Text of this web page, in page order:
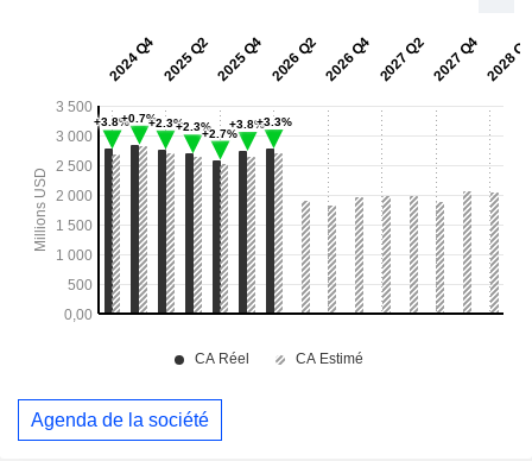
Agenda de la société